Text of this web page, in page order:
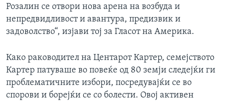
Розалин се отвори нова арена на возбуда и
непредвидливост и авантура, предизвик и
задоволство“, изјави тој за Гласот на Америка.
Како раководител на Центарот Картер, семејството
Картер патуваше во повеќе од 80 земји следејќи ги
проблематичните избори, посредувајќи се во
спорови и борејќи се со болести. Овој активен